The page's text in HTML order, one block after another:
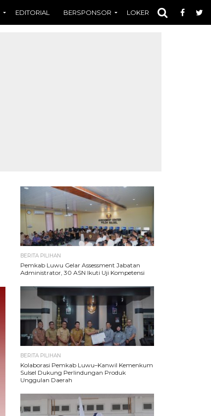
EDITORIAL BERSPONSOR LOKER OPINI
BERITA PILIHAN
Pemkab Luwu Gelar Assessment Jabatan
Administrator, 30 ASN Ikuti Uji Kompetensi
BERITA PILIHAN
Kolaborasi Pemkab Luwu–Kanwil Kemenkum
Sulsel Dukung Perlindungan Produk
Unggulan Daerah